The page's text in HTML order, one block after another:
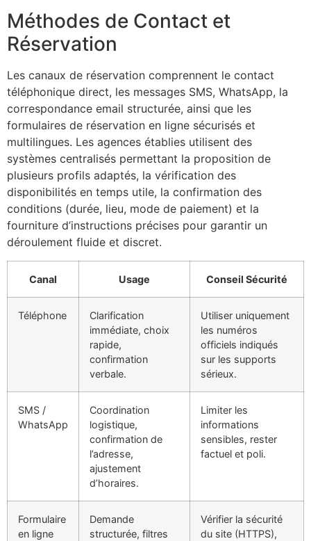
Méthodes de Contact et
Réservation
Les canaux de réservation comprennent le contact
téléphonique direct, les messages SMS, WhatsApp, la
correspondance email structurée, ainsi que les
formulaires de réservation en ligne sécurisés et
multilingues. Les agences établies utilisent des
systèmes centralisés permettant la proposition de
plusieurs profils adaptés, la vérification des
disponibilités en temps utile, la confirmation des
conditions (durée, lieu, mode de paiement) et la
fourniture d’instructions précises pour garantir un
déroulement fluide et discret.
Canal Usage Conseil Sécurité
Téléphone
Clarification
immédiate, choix
rapide,
confirmation
verbale.
Utiliser uniquement
les numéros
officiels indiqués
sur les supports
sérieux.
SMS /
WhatsApp
Coordination
logistique,
confirmation de
l’adresse,
ajustement
d’horaires.
Limiter les
informations
sensibles, rester
factuel et poli.
Formulaire
en ligne
Demande
structurée, filtres
Vérifier la sécurité
du site (HTTPS),